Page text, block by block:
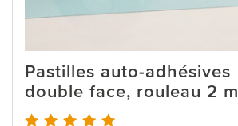
Pastilles auto-adhésives
double face, rouleau 2 m